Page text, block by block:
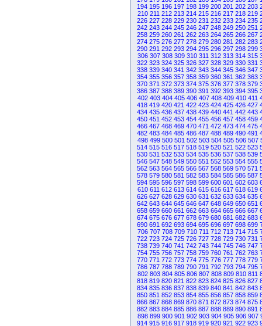
194 195 196 197 198 199 200 201 202 203
210 211 212 213 214 215 216 217 218 219
226 227 228 229 230 231 232 233 234 235
242 243 244 245 246 247 248 249 250 251
258 259 260 261 262 263 264 265 266 267
274 275 276 277 278 279 280 281 282 283
290 291 292 293 294 295 296 297 298 299
306 307 308 309 310 311 312 313 314 315
322 323 324 325 326 327 328 329 330 331
338 339 340 341 342 343 344 345 346 347
354 355 356 357 358 359 360 361 362 363
370 371 372 373 374 375 376 377 378 379
386 387 388 389 390 391 392 393 394 395
402 403 404 405 406 407 408 409 410 411
418 419 420 421 422 423 424 425 426 427
434 435 436 437 438 439 440 441 442 443
450 451 452 453 454 455 456 457 458 459
466 467 468 469 470 471 472 473 474 475
482 483 484 485 486 487 488 489 490 491
498 499 500 501 502 503 504 505 506 507
514 515 516 517 518 519 520 521 522 523
530 531 532 533 534 535 536 537 538 539
546 547 548 549 550 551 552 553 554 555
562 563 564 565 566 567 568 569 570 571
578 579 580 581 582 583 584 585 586 587
594 595 596 597 598 599 600 601 602 603
610 611 612 613 614 615 616 617 618 619
626 627 628 629 630 631 632 633 634 635
642 643 644 645 646 647 648 649 650 651
658 659 660 661 662 663 664 665 666 667
674 675 676 677 678 679 680 681 682 683
690 691 692 693 694 695 696 697 698 699
706 707 708 709 710 711 712 713 714 715
722 723 724 725 726 727 728 729 730 731
738 739 740 741 742 743 744 745 746 747
754 755 756 757 758 759 760 761 762 763
770 771 772 773 774 775 776 777 778 779
786 787 788 789 790 791 792 793 794 795
802 803 804 805 806 807 808 809 810 811
818 819 820 821 822 823 824 825 826 827
834 835 836 837 838 839 840 841 842 843
850 851 852 853 854 855 856 857 858 859
866 867 868 869 870 871 872 873 874 875
882 883 884 885 886 887 888 889 890 891
898 899 900 901 902 903 904 905 906 907
914 915 916 917 918 919 920 921 922 923